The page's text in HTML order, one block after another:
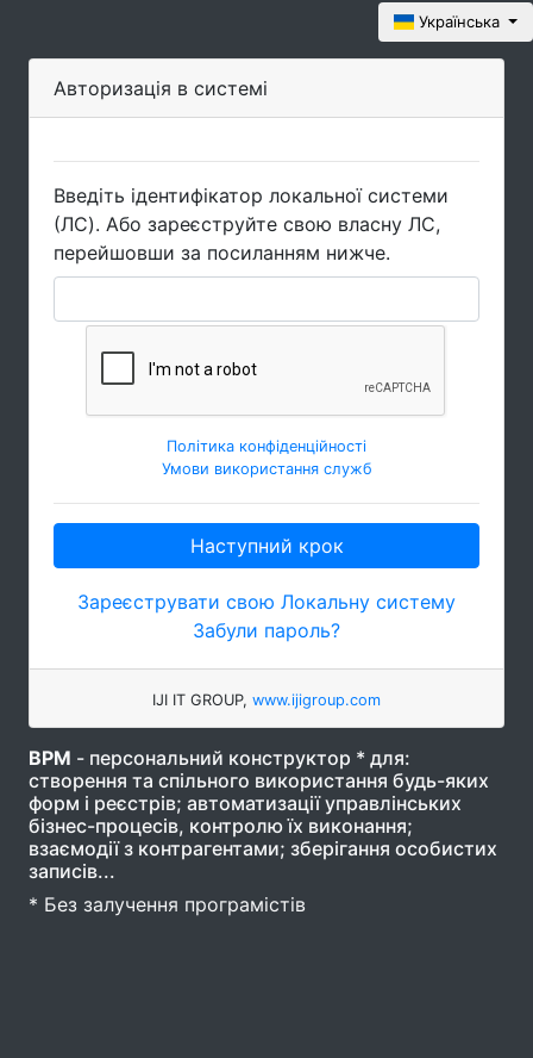
Українська
Авторизація в системі
Введіть ідентифікатор локальної системи
(ЛC). Або зареєструйте свою власну ЛC,
перейшовши за посиланням нижче.
Політика конфіденційності
Умови використання служб
Наступний крок
Зареєструвати свою Локальну систему
Забули пароль?
IJI IT GROUP, www.ijigroup.com
ВРМ - персональний конструктор * для:
створення та спільного використання будь-яких
форм і реєстрів; автоматизації управлінських
бізнес-процесів, контролю їх виконання;
взаємодії з контрагентами; зберігання особистих
записів...
* Без залучення програмістів